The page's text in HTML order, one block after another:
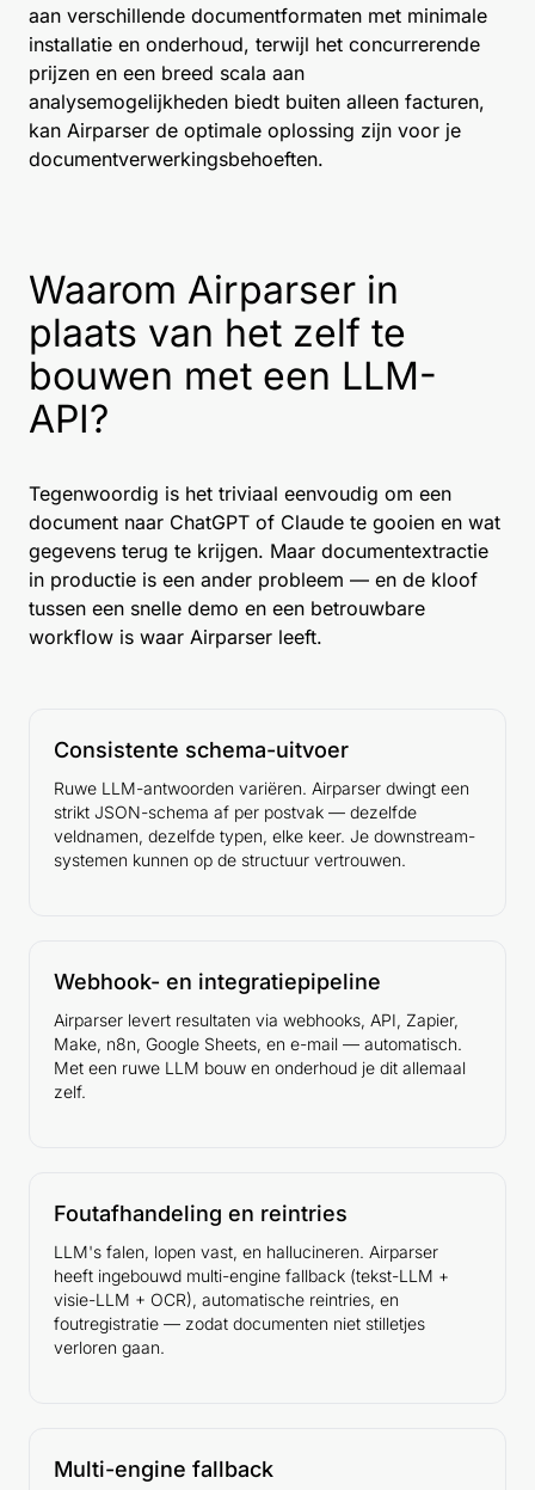
aan verschillende documentformaten met minimale
installatie en onderhoud, terwijl het concurrerende
prijzen en een breed scala aan
analysemogelijkheden biedt buiten alleen facturen,
kan Airparser de optimale oplossing zijn voor je
documentverwerkingsbehoeften.
Waarom Airparser in
plaats van het zelf te
bouwen met een LLM-
API?
Tegenwoordig is het triviaal eenvoudig om een
document naar ChatGPT of Claude te gooien en wat
gegevens terug te krijgen. Maar documentextractie
in productie is een ander probleem — en de kloof
tussen een snelle demo en een betrouwbare
workflow is waar Airparser leeft.
Consistente schema-uitvoer
Ruwe LLM-antwoorden variëren. Airparser dwingt een
strikt JSON-schema af per postvak — dezelfde
veldnamen, dezelfde typen, elke keer. Je downstream-
systemen kunnen op de structuur vertrouwen.
Webhook- en integratiepipeline
Airparser levert resultaten via webhooks, API, Zapier,
Make, n8n, Google Sheets, en e-mail — automatisch.
Met een ruwe LLM bouw en onderhoud je dit allemaal
zelf.
Foutafhandeling en reintries
LLM's falen, lopen vast, en hallucineren. Airparser
heeft ingebouwd multi-engine fallback (tekst-LLM +
visie-LLM + OCR), automatische reintries, en
foutregistratie — zodat documenten niet stilletjes
verloren gaan.
Multi-engine fallback